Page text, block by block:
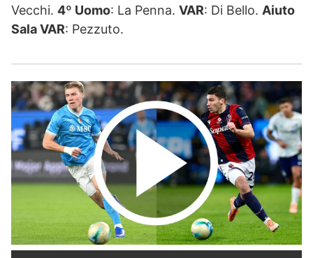
Vecchi. 4º Uomo: La Penna. VAR: Di Bello. Aiuto
Sala VAR: Pezzuto.